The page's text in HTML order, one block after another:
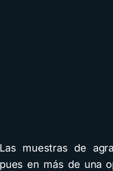
Las muestras de
pues en más de una